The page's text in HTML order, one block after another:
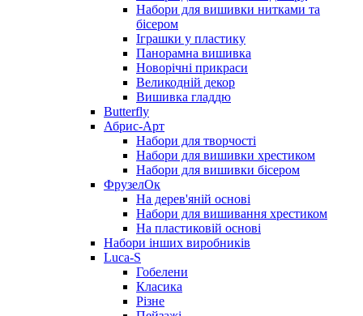
Набори для вишивки нитками та
бісером
Іграшки у пластику
Панорамна вишивка
Новорічні прикраси
Великодній декор
Вишивка гладдю
Butterfly
Абрис-Арт
Набори для творчості
Набори для вишивки хрестиком
Набори для вишивки бісером
ФрузелОк
На дерев'яній основі
Набори для вишивання хрестиком
На пластиковій основі
Набори інших виробників
Luca-S
Гобелени
Класика
Різне